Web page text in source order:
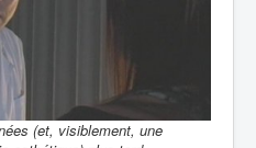
(et, visiblement, une